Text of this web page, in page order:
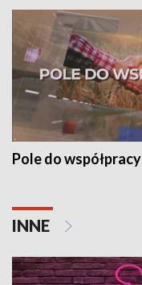
Pole do współpracy
INNE